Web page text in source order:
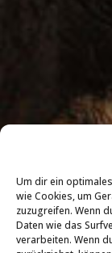
Um dir ein
wie Cookies, um
zuzugreifen. Wenn
Daten wie das
verarbeiten. Wenn